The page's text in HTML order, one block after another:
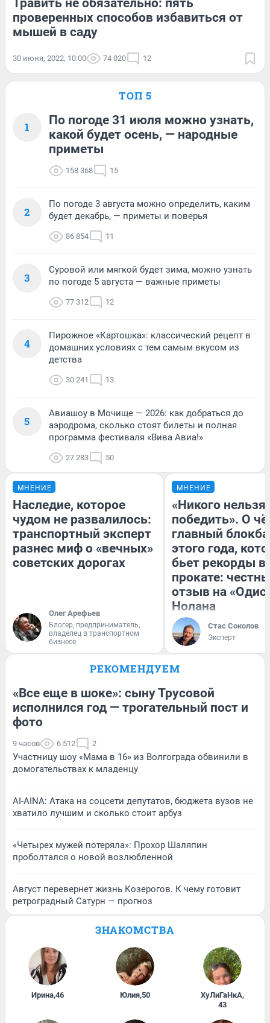
Травить не обязательно: пять
проверенных способов избавиться от
мышей в саду
30 июня, 2022, 10:00 74 020 12
ТОП 5
1
По погоде 31 июля можно узнать,
какой будет осень, — народные
приметы
158 368 15
2
По погоде 3 августа можно определить, каким
будет декабрь, — приметы и поверья
86 854 11
3
Суровой или мягкой будет зима, можно узнать
по погоде 5 августа — важные приметы
77 312 12
4
Пирожное «Картошка»: классический рецепт в
домашних условиях с тем самым вкусом из
детства
30 241 13
5
Авиашоу в Мочище — 2026: как добраться до
аэродрома, сколько стоят билеты и полная
программа фестиваля «Вива Авиа!»
27 283 50
МНЕНИЕ
Наследие, которое
чудом не развалилось:
транспортный эксперт
разнес миф о «вечных»
советских дорогах
Олег Арефьев
Блогер, предприниматель,
владелец в транспортном
бизнесе
МНЕНИЕ
«Никого нельзя
победить». О
главный
этого года,
бьет рекорды в
прокате:
отзыв на
Нолана
Стас Соколов
Эксперт
РЕКОМЕНДУЕМ
«Все еще в шоке»: сыну Трусовой
исполнился год — трогательный пост и
фото
9 часов 6 512 2
Участницу шоу «Мама в 16» из Волгограда обвинили в
домогательствах к младенцу
AI-AINA: Атака на соцсети депутатов, бюджета вузов не
хватило лучшим и сколько стоит арбуз
«Четырех мужей потеряла»: Прохор Шаляпин
проболтался о новой возлюбленной
Август перевернет жизнь Козерогов. К чему готовит
ретроградный Сатурн — прогноз
ЗНАКОМСТВА
Ирина,46 Юлия,50 ХуЛиГаНкА,
43